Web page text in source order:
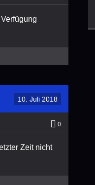
10. Juli 2018
0
Zeit nicht